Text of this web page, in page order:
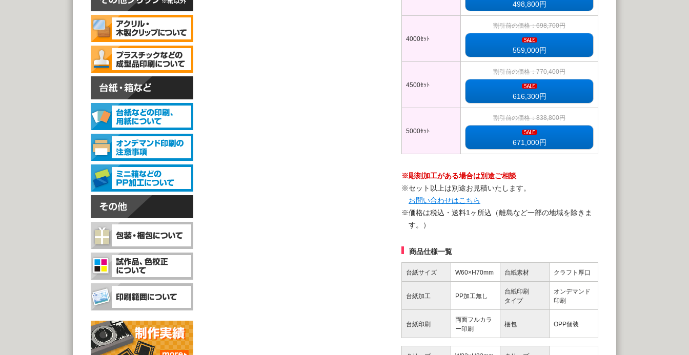
498,800円
4000ｾｯﾄ
割引前の価格：698,700円
559,000円
4500ｾｯﾄ
割引前の価格：770,400円
616,300円
5000ｾｯﾄ
割引前の価格：838,800円
671,000円
※彫刻加工がある場合は別途ご相談
※セット以上は別途お見積いたします。
お問い合わせはこちら
※価格は税込・送料1ヶ所込（離島など一部の地域を除きま
す。）
商品仕様一覧
台紙サイズ W60×H70mm 台紙素材 クラフト厚口
台紙加工 PP加工無し
台紙印刷
タイプ
オンデマンド
印刷
台紙印刷
両面フルカラ
ー印刷
梱包 OPP個装